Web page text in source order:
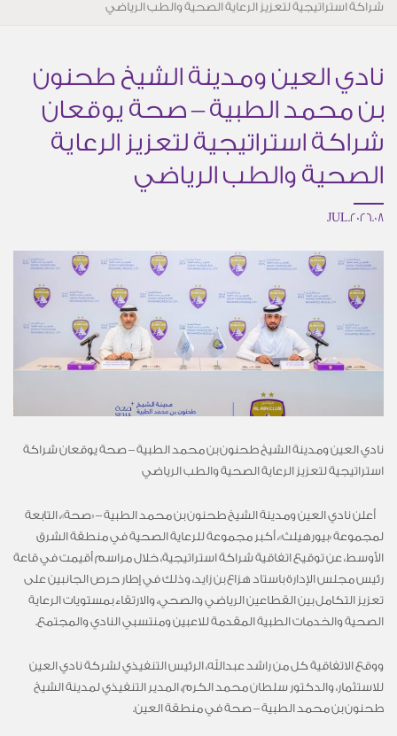
شراكة استراتيجية لتعزيز الرعاية الصحية والطب الرياضي
نادي العين ومدينة الشيخ طحنون
بن محمد الطبية – صحة يوقعان
شراكة استراتيجية لتعزيز الرعاية
الصحية والطب الرياضي
08.JUL.2026
ناديالعينومدينة الشيخ طحنون بن محمد الطبية–صحةيوقعان شراكة
استراتيجية لتعزيز الرعاية الصحية والطب الرياضي
أعلن نادي العينومدينة الشيخ طحنون بن محمد الطبية –«صحة»، التابعة
لمجموعة «بيورهيلث»، أكبر مجموعة للرعاية الصحية في منطقة الشرق
الأوسط، عن توقيع اتفاقية شراكة استراتيجية، خلال مراسم أقيمت في قاعة
رئيس مجلس الإدارة باستاد هزاع بن زايد، وذلك في إطار حرص الجانبين على
تعزيز التكامل بين القطاعين الرياضي والصحي، والارتقاء بمستويات الرعاية
الصحية والخدمات الطبية المقدمة للاعبين ومنتسبي النادي والمجتمع.
ووقع الاتفاقيةكل منراشد عبدالله، الرئيس التنفيذي لشركة نادي العين
للاستثمار،والدكتور سلطان محمد الكرم،المدير التنفيذيلمدينة الشيخ
طحنون بن محمد الطبية–صحةفي منطقة العين.